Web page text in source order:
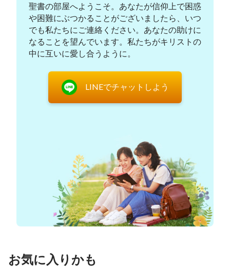
れるように願っているだけです。神は、神の働きを
受け入れることを誰にも強制されません。私は自分
の尽くすべき本分を尽くしたいだけです。そうしな
いと良心が落ち着きませんし、兄弟姉妹のいのちに
責任を持たないことになります。」彼の言葉はとて
も誠実でしたが、噂に騙されていた私の心はそれで
も動きませんでした。以後、二度と彼のメッセージ
いた姉妹のエラにこの決意を伝え、彼女は私の話を
聞くと、「主の再臨を迎えることは大変なことだか
ら、真剣に受け止めるべきだわ」と、自身の考えを
話してくれました。また、「結論を急いだり、簡単
に諦めたりしないで、主にもっとお祈りして、神の
お導きを求めるのよ」としきりに勧められました
た。
聖書の部屋へようこそ。あなたが信仰上で困惑
や困難にぶつかることがございましたら、いつ
でも私たちにご連絡ください。あなたの助けに
なることを望んでいます。私たちがキリストの
中に互いに愛し合うように。
LINEでチャットしよう
お気に入りかも